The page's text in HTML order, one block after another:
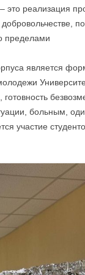
реализация
пределами
является
готовность
больным,
участие